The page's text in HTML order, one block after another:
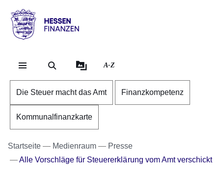
Hessen
Finanzen
A-Z
Die Steuer macht das Amt Finanzkompetenz
Kommunalfinanzkarte
Startseite Medienraum
Presse
Alle Vorschläge für Steuererklärung vom Amt verschickt